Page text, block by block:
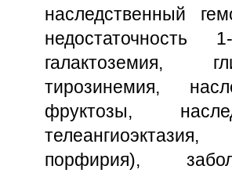
наследственный
недостаточность
галактоземия,
тирозинемия,
фруктозы,
порфирия),